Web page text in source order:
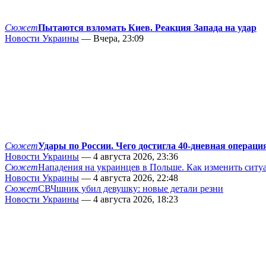
СюжетПытаются взломать Киев. Реакция Запада на удар
Новости Украины — Вчера, 23:09
СюжетУдары по России. Чего достигла 40-дневная
Новости Украины — 4 августа 2026, 23:36
СюжетНападения на украинцев в Польше. Как изменить
Новости Украины — 4 августа 2026, 22:48
СюжетСВЧшник убил девушку: новые детали резни
Новости Украины — 4 августа 2026, 18:23